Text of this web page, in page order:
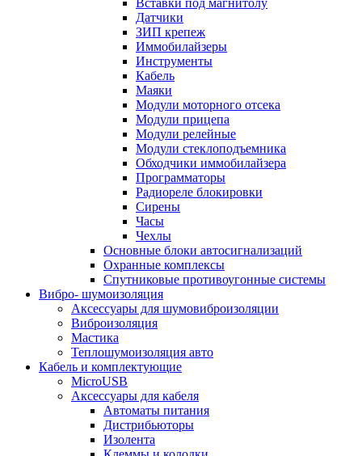
Вставки под магнитолу
Датчики
ЗИП крепеж
Иммобилайзеры
Инструменты
Кабель
Маяки
Модули моторного отсека
Модули прицепа
Модули релейные
Модули стеклоподъемника
Обходчики иммобилайзера
Программаторы
Радиореле блокировки
Сирены
Часы
Чехлы
Основные блоки автосигнализаций
Охранные комплексы
Спутниковые противоугонные системы
Вибро- шумоизоляция
Аксессуары для шумовиброизоляции
Виброизоляция
Мастика
Теплошумоизоляция авто
Кабель и комплектующие
MicroUSB
Аксессуары для кабеля
Автоматы питания
Дистрибьюторы
Изолента